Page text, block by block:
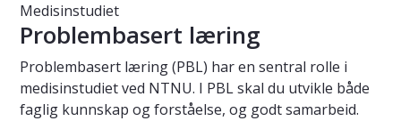
Medisinstudiet
Problembasert læring
Problembasert læring (PBL) har en sentral rolle i
medisinstudiet ved NTNU. I PBL skal du utvikle både
faglig kunnskap og forståelse, og godt samarbeid.